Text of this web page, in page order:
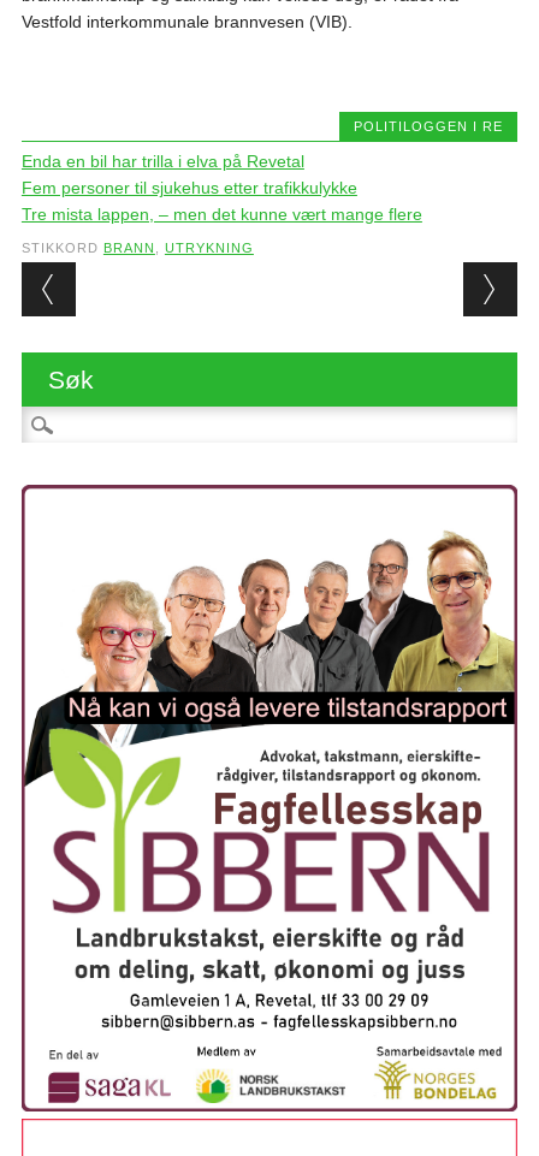
Vestfold interkommunale brannvesen (VIB).
POLITILOGGEN I RE
Enda en bil har trilla i elva på Revetal
Fem personer til sjukehus etter trafikkulykke
Tre mista lappen, – men det kunne vært mange flere
STIKKORD BRANN UTRYKNING
Post navigation
Søk
Søk etter: